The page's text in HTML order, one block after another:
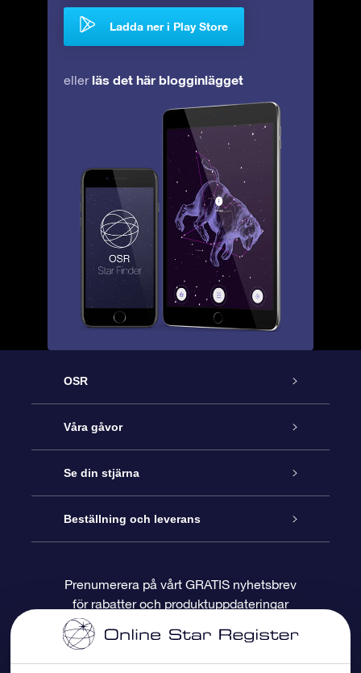
Ladda ner i Play Store
eller läs det här blogginlägget
OSR
Kundtjänst
Kontakta oss
Blogg
Recensioner
Våra gåvor
Online-Stjärngåva
OSR Gåvopaket
OSR Presentkort
Företagspresenter
Se din stjärna
Stjärnregiste
Personlig Stjärnsida
One Million Stars
Beställning och leverans
Betalningsinformation
Prenumerera på vårt GRATIS nyhetsbrev
för rabatter och produktuppdateringar